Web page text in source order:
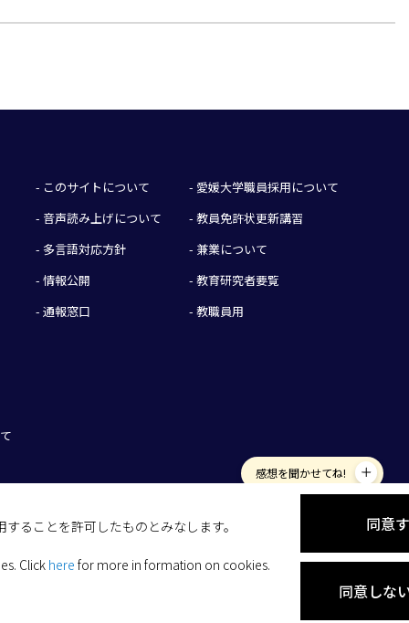
ることを許可したものとみなします。
Click here for more in formation on cookies.
同意
同意しな
感想を聞かせてね!
- このサイトについて
- 音声読み上げについて
- 多言語対応方針
- 情報公開
- 通報窓口
- 愛媛大学職員採用について
- 教員免許状更新講習
- 兼業について
- 教育研究者要覧
- 教職員用